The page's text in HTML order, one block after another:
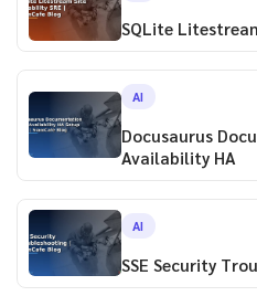
SQLite
AI
Docusaurus
Availability HA
AI
SSE Security